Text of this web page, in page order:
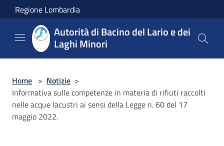
Salta al contenuto principale
Regione Lombardia
Autorità di Bacino del Lario e dei
Laghi Minori
Home > Notizie >
Informativa sulle competenze in materia di rifiuti raccolti
nelle acque lacustri ai sensi della Legge n. 60 del 17
maggio 2022.